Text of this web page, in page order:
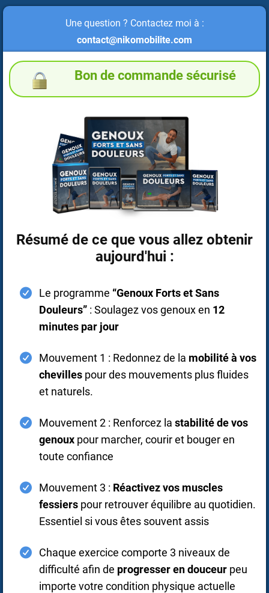
Une question ? Contactez moi à :
contact@nikomobilite.com
Bon de commande sécurisé
Résumé de ce que vous allez obtenir
aujourd'hui :
Le programme “Genoux Forts et Sans
Douleurs” : Soulagez vos genoux en 12
minutes par jour
Mouvement 1 : Redonnez de la mobilité à vos
chevilles pour des mouvements plus fluides
et naturels.
Mouvement 2 : Renforcez la stabilité de vos
genoux pour marcher, courir et bouger en
toute confiance
Mouvement 3 : Réactivez vos muscles
fessiers pour retrouver équilibre au quotidien.
Essentiel si vous êtes souvent assis
Chaque exercice comporte 3 niveaux de
difficulté afin de progresser en douceur peu
importe votre condition physique actuelle